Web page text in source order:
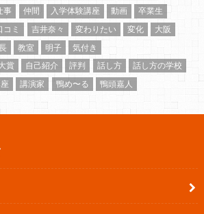
事 仲間 入学体験講座 動画
卒業生
コミ 吉井奈々 変わりたい 変化
大阪
教室 明子
気付き
賞
自己紹介 評判 話し方
話し方の学校
講演家 鴨め〜る 鴨頭嘉人